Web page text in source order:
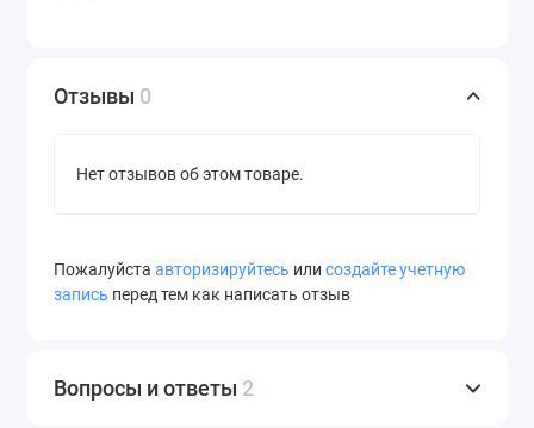
Отзывы 0
Нет отзывов об этом товаре.
Пожалуйста авторизируйтесь или создайте учетную
запись перед тем как написать отзыв
Вопросы и ответы 2